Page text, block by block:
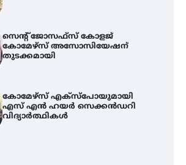
സെന്റ് ജോസഫ്സ് കോളജ്
കോമേഴ്‌സ് അസോസിയേഷന്
തുടക്കമായി
കോമേഴ്സ് എക്സ്പോയുമായി
എസ് എൻ ഹയർ സെക്കൻഡറി
വിദ്യാർത്ഥികൾ